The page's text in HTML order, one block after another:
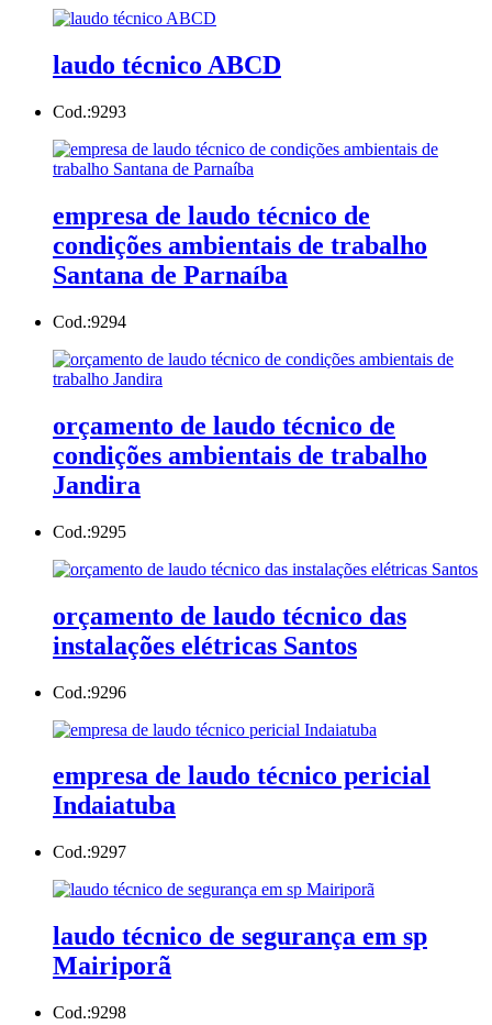
laudo técnico ABCD
Cod.:9293
empresa de laudo técnico de
condições ambientais de trabalho
Santana de Parnaíba
Cod.:9294
orçamento de laudo técnico de
condições ambientais de trabalho
Jandira
Cod.:9295
orçamento de laudo técnico das
instalações elétricas Santos
Cod.:9296
empresa de laudo técnico pericial
Indaiatuba
Cod.:9297
laudo técnico de segurança em sp
Mairiporã
Cod.:9298